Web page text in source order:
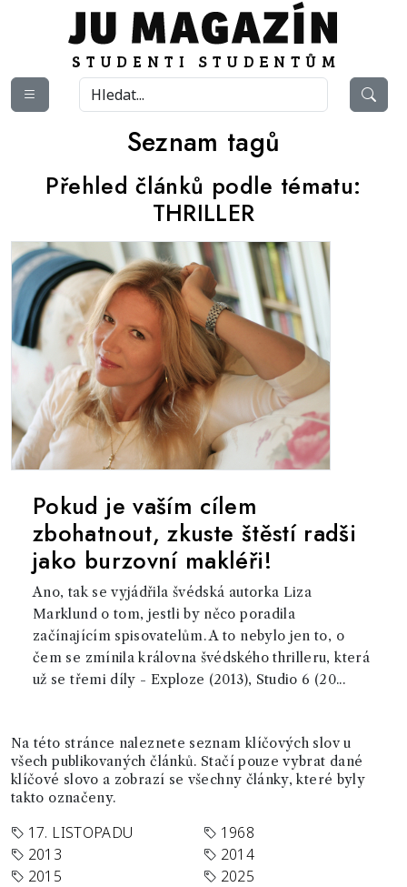
Seznam tagů
Přehled článků podle tématu:
THRILLER
Pokud je vaším cílem
zbohatnout, zkuste štěstí radši
jako burzovní makléři!
Ano, tak se vyjádřila švédská autorka Liza
Marklund o tom, jestli by něco poradila
začínajícím spisovatelům. A to nebylo jen to, o
čem se zmínila královna švédského thrilleru, která
už se třemi díly - Exploze (2013), Studio 6 (20...
Na této stránce naleznete seznam klíčových slov u
všech publikovaných článků. Stačí pouze vybrat dané
klíčové slovo a zobrazí se všechny články, které byly
takto označeny.
17. LISTOPADU
1968
2013
2014
2015
2025